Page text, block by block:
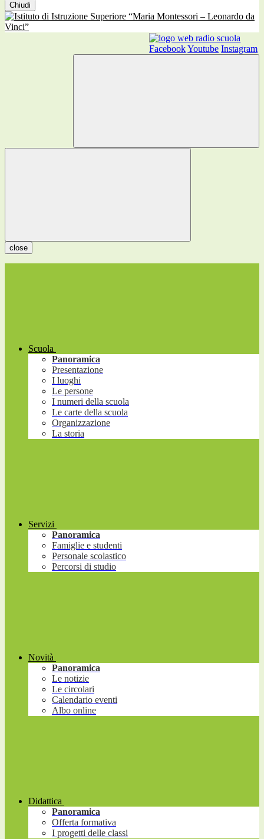
Chiudi
FacebookYoutube Instagram
close
Scuola
Panoramica
Presentazione
I luoghi
Le persone
I numeri della scuola
Le carte della scuola
Organizzazione
La storia
Servizi
Panoramica
Famiglie e studenti
Personale scolastico
Percorsi di studio
Novità
Panoramica
Le notizie
Le circolari
Calendario eventi
Albo online
Didattica
Panoramica
Offerta formativa
I progetti delle classi